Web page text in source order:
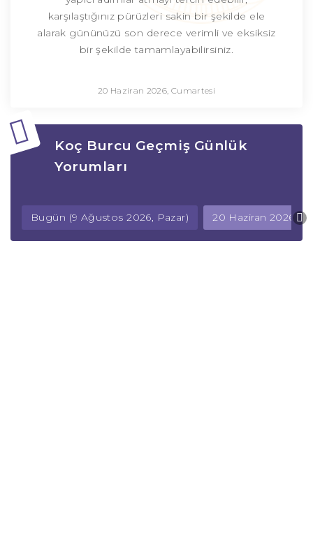
karşılaştığınız pürüzleri sakin bir şekilde ele
alarak gününüzü son derece verimli ve eksiksiz
bir şekilde tamamlayabilirsiniz.
20 Haziran 2026, Cumartesi
Koç Burcu Geçmiş Günlük
Yorumları
Bugün (9 Ağustos 2026, Pazar) 20 Haziran 2026,